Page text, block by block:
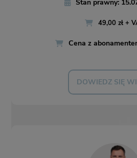
Stan prawny:
49,00 zł +
Cena z
DOWIEDZ SIĘ